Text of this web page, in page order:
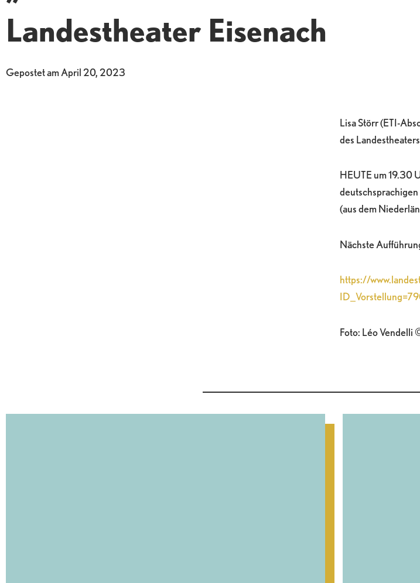
Landestheater Eisenach
Gepostet amApril 20, 2023
Lisa Störr (ETI-
des
HEUTE um 19.30
deutschsprachigen
(aus dem
Nächste
https://
Foto: Léo Vendelli